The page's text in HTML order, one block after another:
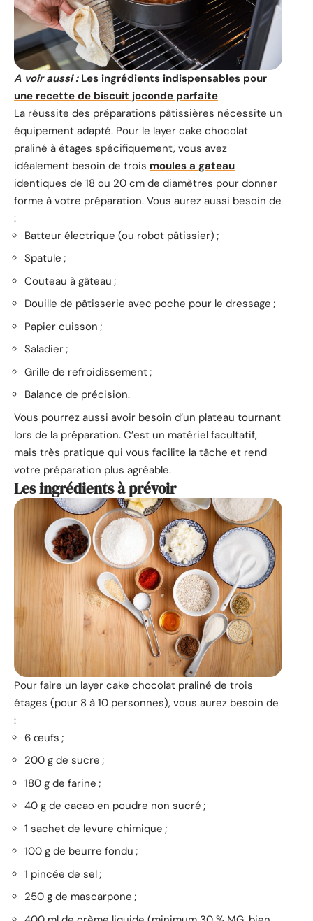
A voir aussi : Les ingrédients indispensables pour
une recette de biscuit joconde parfaite
La réussite des préparations pâtissières nécessite un
équipement adapté. Pour le layer cake chocolat
praliné à étages spécifiquement, vous avez
idéalement besoin de trois moules a gateau
identiques de 18 ou 20 cm de diamètres pour donner
forme à votre préparation. Vous aurez aussi besoin de
:
Batteur électrique (ou robot pâtissier) ;
Spatule ;
Couteau à gâteau ;
Douille de pâtisserie avec poche pour le dressage ;
Papier cuisson ;
Saladier ;
Grille de refroidissement ;
Balance de précision.
Vous pourrez aussi avoir besoin d’un plateau tournant
lors de la préparation. C’est un matériel facultatif,
mais très pratique qui vous facilite la tâche et rend
votre préparation plus agréable.
Les ingrédients à prévoir
Pour faire un layer cake chocolat praliné de trois
étages (pour 8 à 10 personnes), vous aurez besoin de
:
6 œufs ;
200 g de sucre ;
180 g de farine ;
40 g de cacao en poudre non sucré ;
1 sachet de levure chimique ;
100 g de beurre fondu ;
1 pincée de sel ;
250 g de mascarpone ;